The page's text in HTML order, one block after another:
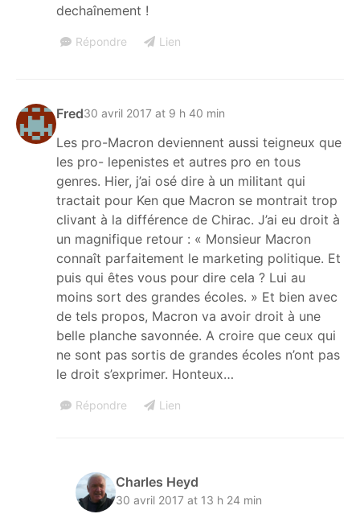
dechaînement !
Répondre Lien
Fred30 avril 2017 at 9 h 40 min
Les pro-Macron deviennent aussi teigneux que
les pro- lepenistes et autres pro en tous
genres. Hier, j’ai osé dire à un militant qui
tractait pour Ken que Macron se montrait trop
clivant à la différence de Chirac. J’ai eu droit à
un magnifique retour : « Monsieur Macron
connaît parfaitement le marketing politique. Et
puis qui êtes vous pour dire cela ? Lui au
moins sort des grandes écoles. » Et bien avec
de tels propos, Macron va avoir droit à une
belle planche savonnée. A croire que ceux qui
ne sont pas sortis de grandes écoles n’ont pas
le droit s’exprimer. Honteux…
Répondre Lien
Charles Heyd
30 avril 2017 at 13 h 24 min